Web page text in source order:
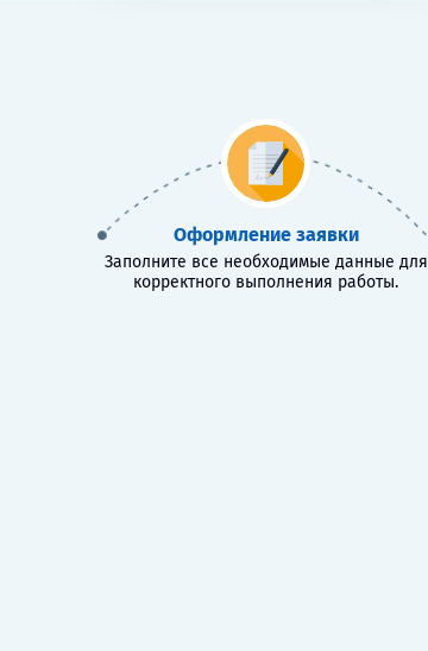
Оформление заявки
Заполните все необходимые данные для
корректного выполнения работы.